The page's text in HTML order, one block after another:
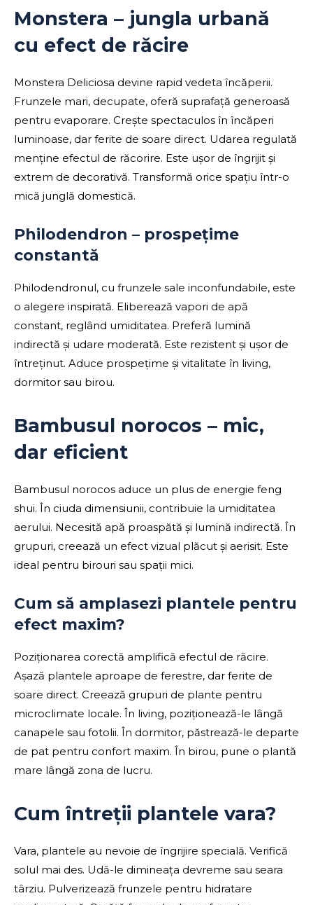
Monstera – jungla urbană
cu efect de răcire
Monstera Deliciosa devine rapid vedeta încăperii.
Frunzele mari, decupate, oferă suprafață generoasă
pentru evaporare. Crește spectaculos în încăperi
luminoase, dar ferite de soare direct. Udarea regulată
menține efectul de răcorire. Este ușor de îngrijit și
extrem de decorativă. Transformă orice spațiu într-o
mică junglă domestică.
Philodendron – prospețime
constantă
Philodendronul, cu frunzele sale inconfundabile, este
o alegere inspirată. Eliberează vapori de apă
constant, reglând umiditatea. Preferă lumină
indirectă și udare moderată. Este rezistent și ușor de
întreținut. Aduce prospețime și vitalitate în living,
dormitor sau birou.
Bambusul norocos – mic,
dar eficient
Bambusul norocos aduce un plus de energie feng
shui. În ciuda dimensiunii, contribuie la umiditatea
aerului. Necesită apă proaspătă și lumină indirectă. În
grupuri, creează un efect vizual plăcut și aerisit. Este
ideal pentru birouri sau spații mici.
Cum să amplasezi plantele pentru
efect maxim?
Poziționarea corectă amplifică efectul de răcire.
Așază plantele aproape de ferestre, dar ferite de
soare direct. Creează grupuri de plante pentru
microclimate locale. În living, poziționează-le lângă
canapele sau fotolii. În dormitor, păstrează-le departe
de pat pentru confort maxim. În birou, pune o plantă
mare lângă zona de lucru.
Cum întreții plantele vara?
Vara, plantele au nevoie de îngrijire specială. Verifică
solul mai des. Udă-le dimineața devreme sau seara
târziu. Pulverizează frunzele pentru hidratare